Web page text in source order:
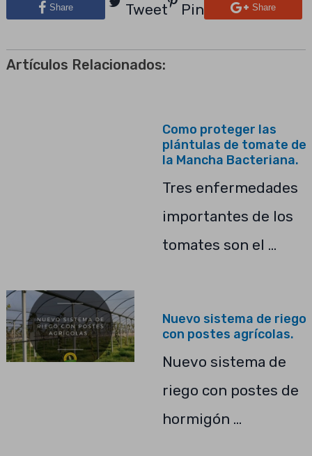
Share Tweet Pin Share
Artículos Relacionados:
Como proteger las
plántulas de tomate de
la Mancha Bacteriana.
Tres enfermedades
importantes de los
tomates son el …
Nuevo sistema de riego
con postes agrícolas.
Nuevo sistema de
riego con postes de
hormigón …